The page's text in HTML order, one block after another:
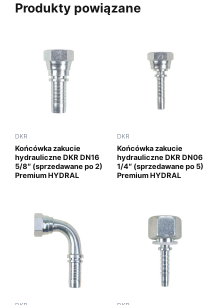
Produkty powiązane
DKR
Końcówka zakucie
hydrauliczne DKR DN16
5/8″ (sprzedawane po 2)
Premium HYDRAL
DKR
Końcówka zakucie
hydrauliczne DKR DN06
1/4″ (sprzedawane po 5)
Premium HYDRAL